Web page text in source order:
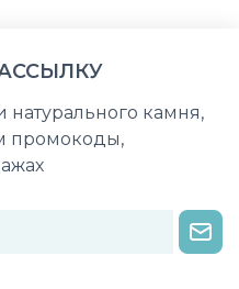
натурального камня,
промокоды,